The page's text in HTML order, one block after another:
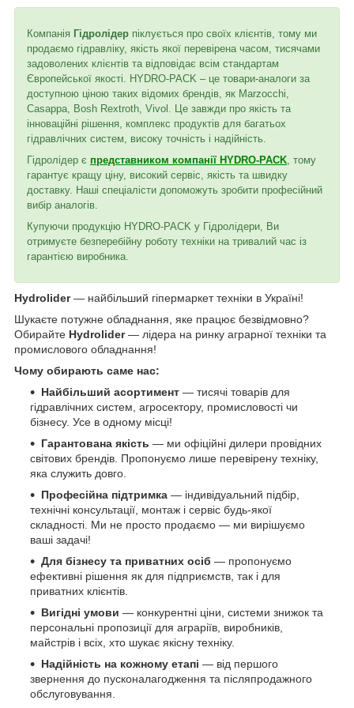
Компанія Гідролідер піклується про своїх клієнтів, тому ми
продаємо гідравліку, якість якої перевірена часом, тисячами
задоволених клієнтів та відповідає всім стандартам
Європейської якості. HYDRO-PACK – це товари-аналоги за
доступною ціною таких відомих брендів, як Marzocchi,
Casappa, Bosh Rextroth, Vivol. Це завжди про якість та
інноваційні рішення, комплекс продуктів для багатьох
гідравлічних систем, високу точність і надійність.
Гідролідер є представником компанії HYDRO-PACK , тому
гарантує кращу ціну, високий сервіс, якість та швидку
доставку. Наші спеціалісти допоможуть зробити професійний
вибір аналогів.
Купуючи продукцію HYDRO-PACK у Гідролідери, Ви
отримуєте безперебійну роботу техніки на тривалий час із
гарантією виробника.
Hydrolider— найбільший гіпермаркет техніки в Україні!
Шукаєте потужне обладнання, яке працює безвідмовно?
Обирайте Hydrolider— лідера на ринку аграрної техніки та
промислового обладнання!
Чому обирають саме нас:
Найбільший асортимент — тисячі товарів для
гідравлічних систем, агросектору, промисловості чи
бізнесу. Усе в одному місці!
Гарантована якість — ми офіційні дилери провідних
світових брендів. Пропонуємо лише перевірену техніку,
яка служить довго.
Професійна підтримка — індивідуальний підбір,
технічні консультації, монтаж і сервіс будь-якої
складності. Ми не просто продаємо — ми вирішуємо
ваші задачі!
Для бізнесу та приватних осіб — пропонуємо
ефективні рішення як для підприємств, так і для
приватних клієнтів.
Вигідні умови — конкурентні ціни, системи знижок та
персональні пропозиції для аграріїв, виробників,
майстрів і всіх, хто шукає якісну техніку.
Надійність на кожному етапі — від першого
звернення до пусконалагодження та післяпродажного
обслуговування.